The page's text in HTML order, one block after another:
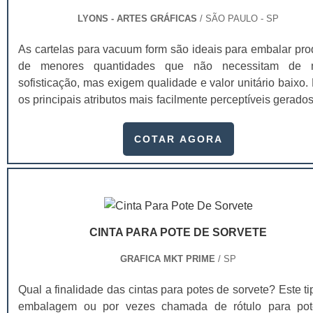
LYONS - ARTES GRÁFICAS / SÃO PAULO - SP
As cartelas para vacuum form são ideais para embalar
de menores quantidades que não necessitam de
sofisticação, mas exigem qualidade e valor unitário baixo.
os principais atributos mais facilmente perceptíveis
conforto, segurança e proteção ao produto.A cartela
clientes o melhor custo/benefício para você produzir
utilizadas nos mais variados segmentos, seja na
atenda os mais rigorosos padrões neste tipo de insumo.
larga experiência na produção de cartela com verniz
COTAR AGORA
CINTA PARA POTE DE SORVETE
GRAFICA MKT PRIME / SP
Qual a finalidade das cintas para potes de sorvete? Este
embalagem ou por vezes chamada de rótulo para